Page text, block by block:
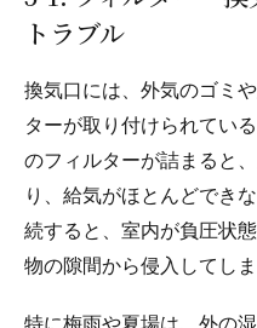
トラブル
換気口には、外気のゴミ
ターが取り付けられてい
のフィルターが詰まると
り、給気がほとんどでき
続すると、室内が負圧状
物の隙間から侵入してしま